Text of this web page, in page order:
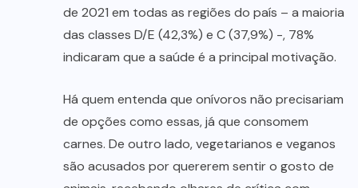
de 2021 em todas as regiões do país – a maioria
das classes D/E (42,3%) e C (37,9%) -, 78%
indicaram que a saúde é a principal motivação.
Há quem entenda que onívoros não precisariam
de opções como essas, já que consomem
carnes. De outro lado, vegetarianos e veganos
são acusados por quererem sentir o gosto de